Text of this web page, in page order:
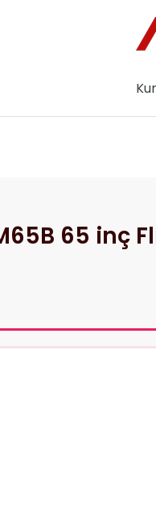
65 inç